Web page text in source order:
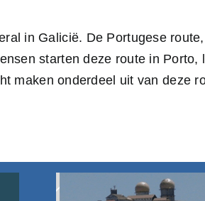
in Galicië. De Portugese
starten deze route in
maken onderdeel uit van deze